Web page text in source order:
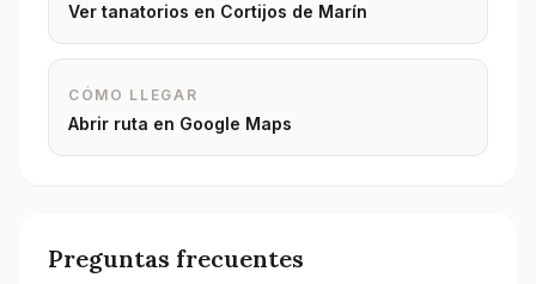
Ver tanatorios en Cortijos de Marín
CÓMO LLEGAR
Abrir ruta en Google Maps
Preguntas frecuentes